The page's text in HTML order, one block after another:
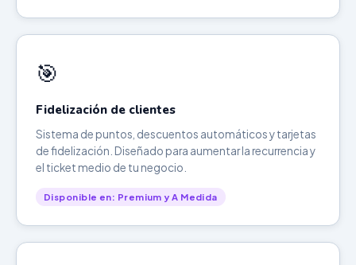
🎯
Fidelización de clientes
Sistema de puntos, descuentos automáticos y tarjetas
de fidelización. Diseñado para aumentar la recurrencia y
el ticket medio de tu negocio.
Disponible en: Premium y A Medida